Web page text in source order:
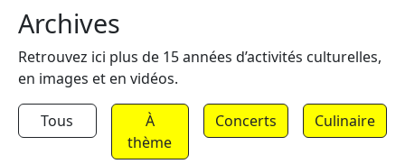
Archives
Retrouvez ici plus de 15 années d’activités culturelles,
en images et en vidéos.
Tous
À
thème
Concerts Culinaire